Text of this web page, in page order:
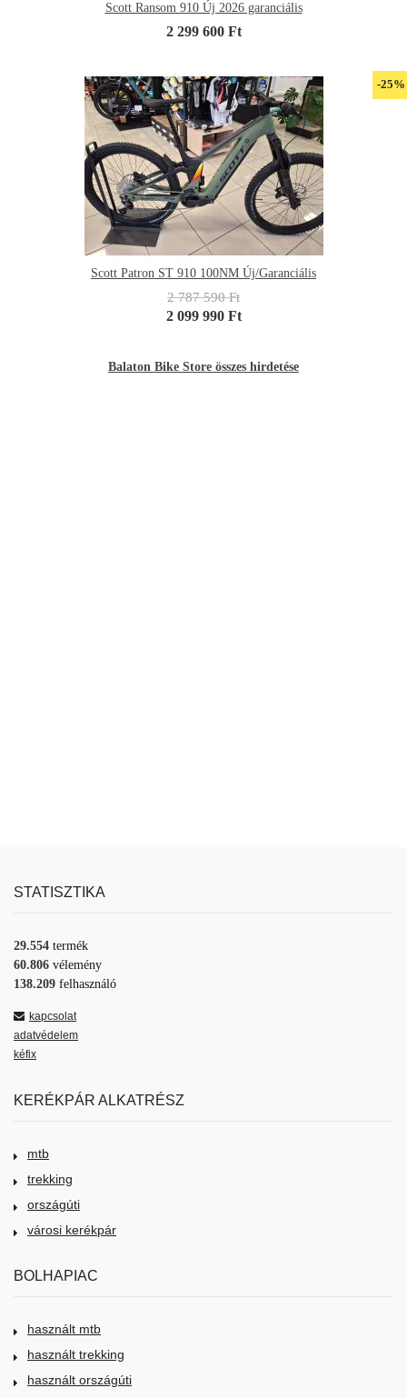
Scott Ransom 910 Új 2026 garanciális
2 299 600 Ft
-25%
Scott Patron ST 910 100NM Új/Garanciális
2 787 590 Ft
2 099 990 Ft
Balaton Bike Store összes hirdetése
STATISZTIKA
29.554 termék
60.806 vélemény
138.209 felhasználó
kapcsolat
adatvédelem
kéfix
KERÉKPÁR ALKATRÉSZ
mtb
trekking
országúti
városi kerékpár
BOLHAPIAC
használt mtb
használt trekking
használt országúti